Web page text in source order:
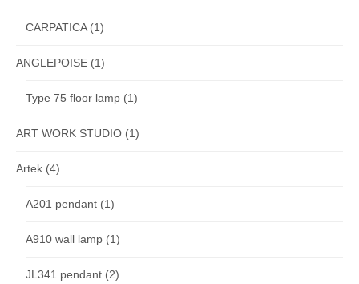
CARPATICA(1)
ANGLEPOISE (1)
Type 75 floor lamp (1)
ART WORK STUDIO (1)
Artek (4)
A201 pendant (1)
A910 wall lamp (1)
JL341 pendant (2)